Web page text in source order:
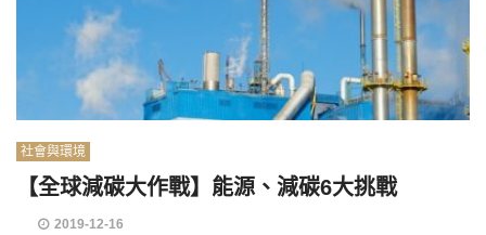
社會與環境
【全球減碳大作戰】能源、減碳6大挑戰
2019-12-16